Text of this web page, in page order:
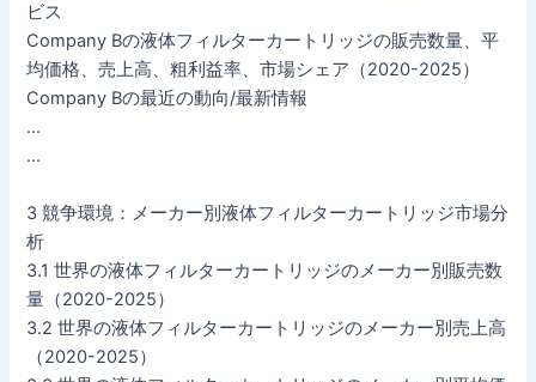
ビス
Company Bの液体フィルターカートリッジの販売数量、平
均価格、売上高、粗利益率、市場シェア（2020-2025）
Company Bの最近の動向/最新情報
…
…
3 競争環境：メーカー別液体フィルターカートリッジ市場分
析
3.1 世界の液体フィルターカートリッジのメーカー別販売数
量（2020-2025）
3.2 世界の液体フィルターカートリッジのメーカー別売上高
（2020-2025）